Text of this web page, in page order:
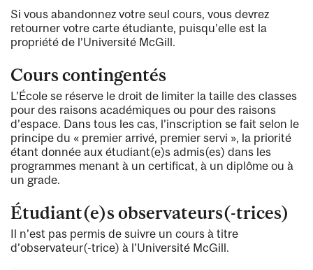
Si vous abandonnez votre seul cours, vous devrez
retourner votre carte étudiante, puisqu’elle est la
propriété de l’Université McGill.
Cours contingentés
L’École se réserve le droit de limiter la taille des classes
pour des raisons académiques ou pour des raisons
d’espace. Dans tous les cas, l’inscription se fait selon le
principe du « premier arrivé, premier servi », la priorité
étant donnée aux étudiant(e)s admis(es) dans les
programmes menant à un certificat, à un diplôme ou à
un grade.
Étudiant(e)s observateurs(-trices)
Il n’est pas permis de suivre un cours à titre
d’observateur(-trice) à l’Université McGill.